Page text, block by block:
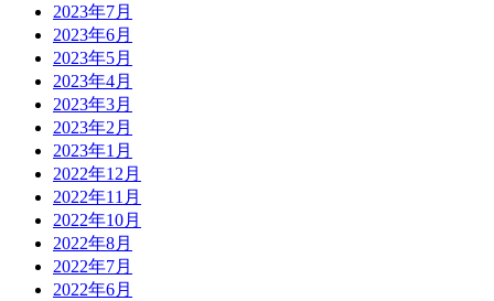
2023年7月
2023年6月
2023年5月
2023年4月
2023年3月
2023年2月
2023年1月
2022年12月
2022年11月
2022年10月
2022年8月
2022年7月
2022年6月